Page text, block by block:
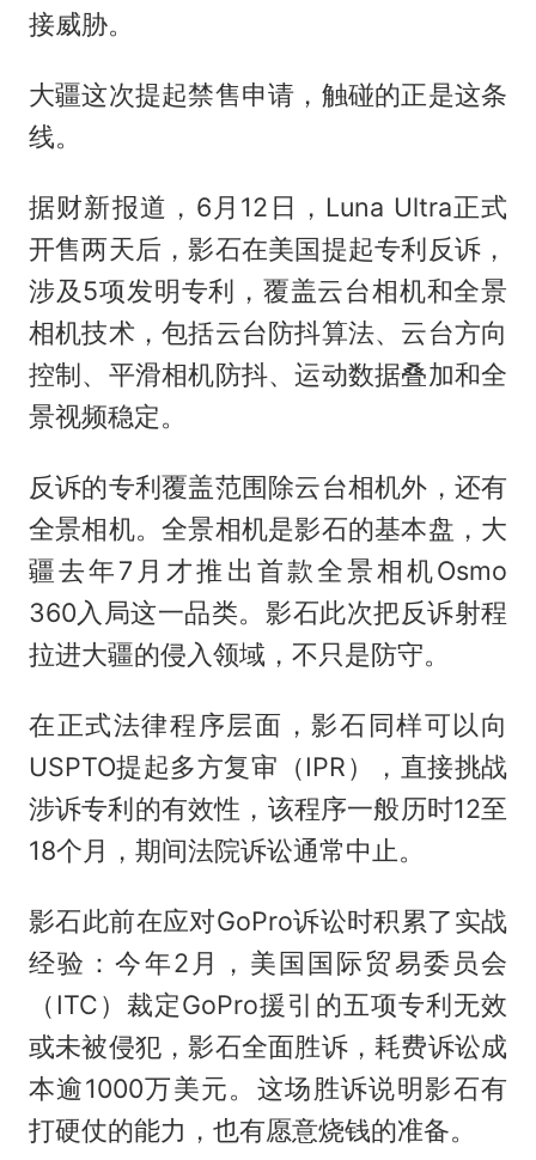
接威胁。
大疆这次提起禁售申请，触碰的正是这条
线。
据财新报道，6月12日，Luna Ultra正式
开售两天后，影石在美国提起专利反诉，
涉及5项发明专利，覆盖云台相机和全景
相机技术，包括云台防抖算法、云台方向
控制、平滑相机防抖、运动数据叠加和全
景视频稳定。
反诉的专利覆盖范围除云台相机外，还有
全景相机。全景相机是影石的基本盘，大
疆去年7月才推出首款全景相机Osmo
360入局这一品类。影石此次把反诉射程
拉进大疆的侵入领域，不只是防守。
在正式法律程序层面，影石同样可以向
USPTO提起多方复审（IPR），直接挑战
涉诉专利的有效性，该程序一般历时12至
18个月，期间法院诉讼通常中止。
影石此前在应对GoPro诉讼时积累了实战
经验：今年2月，美国国际贸易委员会
（ITC）裁定GoPro援引的五项专利无效
或未被侵犯，影石全面胜诉，耗费诉讼成
本逾1000万美元。这场胜诉说明影石有
打硬仗的能力，也有愿意烧钱的准备。